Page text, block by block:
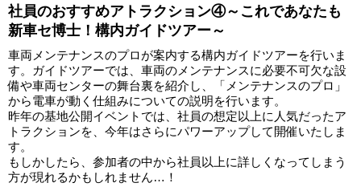
社員のおすすめアトラクション④～これであなたも
新車セ博士！構内ガイドツアー～
車両メンテナンスのプロが案内する構内ガイドツアーを行いま
す。ガイドツアーでは、車両のメンテナンスに必要不可欠な設
備や車両センターの舞台裏を紹介し、「メンテナンスのプロ」
から電車が動く仕組みについての説明を行います。
昨年の基地公開イベントでは、社員の想定以上に人気だったア
トラクションを、今年はさらにパワーアップして開催いたしま
す。
もしかしたら、参加者の中から社員以上に詳しくなってしまう
方が現れるかもしれません…！